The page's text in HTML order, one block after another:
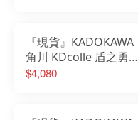
『現貨』KADOKAWA
角川 KDcolle 盾之勇者
成名錄 拉芙塔莉雅 泳
$4,080